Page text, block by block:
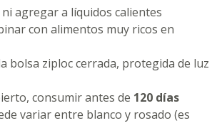
agregar a líquidos calientes
con alimentos muy ricos en
bolsa ziploc cerrada, protegida de luz
consumir antes de 120 días
variar entre blanco y rosado (es